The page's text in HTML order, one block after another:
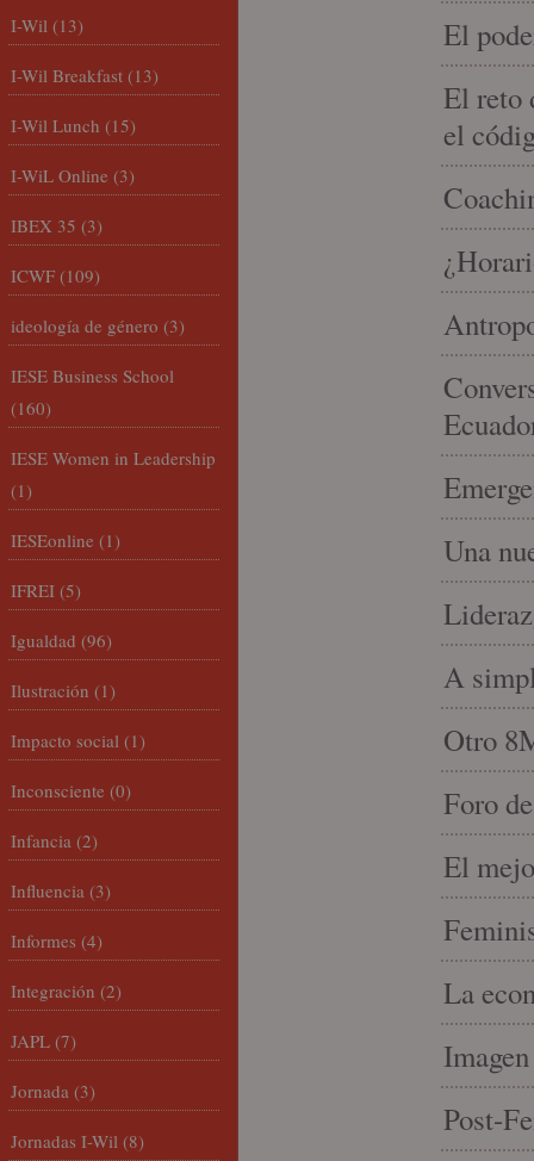
El
El reto
el
Una
A
Otro
Foro
El
La
Post-
I-Wil (13)
I-Wil Breakfast (13)
I-Wil Lunch (15)
I-WiL Online (3)
IBEX 35 (3)
ICWF (109)
ideología de género (3)
IESE Business School
(160)
IESE Women in Leadership
(1)
IESEonline (1)
IFREI (5)
Igualdad (96)
Ilustración (1)
Impacto social (1)
Inconsciente (0)
Infancia (2)
Influencia (3)
Informes (4)
Integración (2)
JAPL (7)
Jornada (3)
Jornadas I-Wil (8)